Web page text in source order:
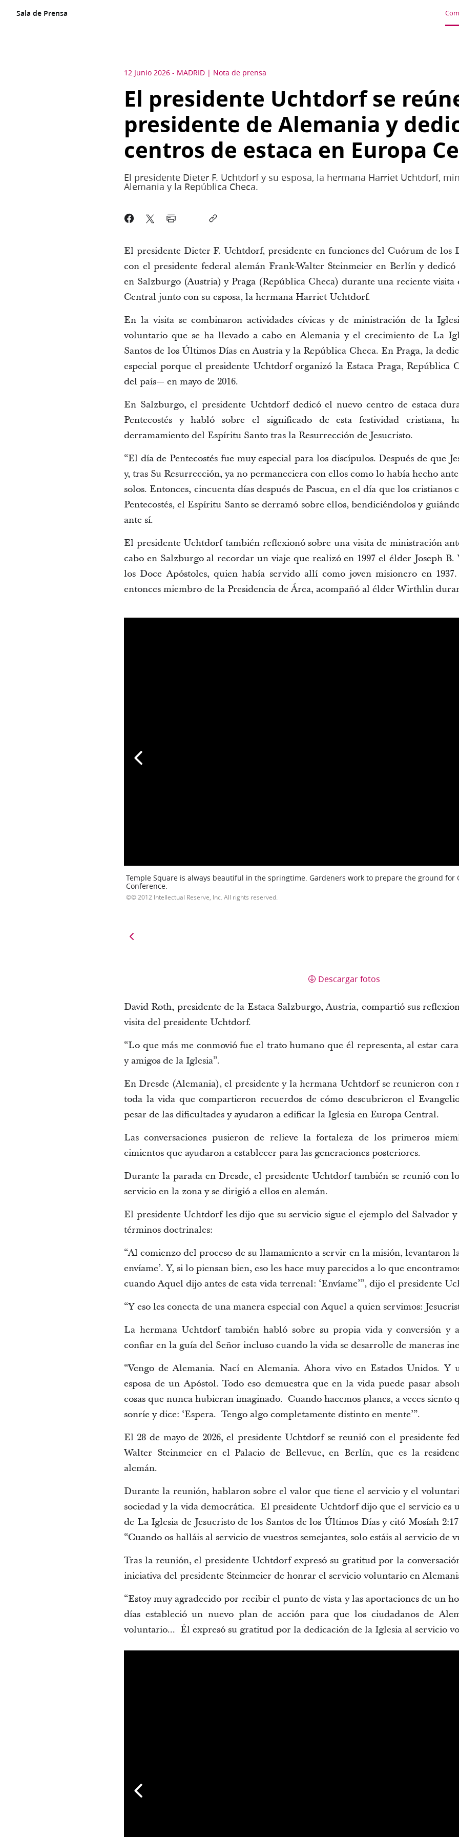
Sala de Prensa
12 Junio 2026 - MADRID Nota de prensa
El presidente Uchtdorf se
presidente de Alemania y
centros de estaca en Europa
El presidente Dieter F. Uchtdorf y su esposa, la hermana Harriet Uchtdorf,
Alemania y la República Checa.
El presidente Dieter F. Uchtdorf, presidente en funciones del Cuórum de los
con el presidente federal alemán Frank-Walter Steinmeier en Berlín y dedicó
en Salzburgo (Austria) y Praga (República Checa) durante una reciente
Central junto con su esposa, la hermana Harriet Uchtdorf.
En la visita se combinaron actividades cívicas y de ministración de la
voluntario que se ha llevado a cabo en Alemania y el crecimiento de La
Santos de los Últimos Días en Austria y la República Checa. En Praga, la
especial porque el presidente Uchtdorf organizó la Estaca Praga, República
del país— en mayo de 2016.
En Salzburgo, el presidente Uchtdorf dedicó el nuevo centro de estaca
Pentecostés y habló sobre el significado de esta festividad cristiana,
derramamiento del Espíritu Santo tras la Resurrección de Jesucristo.
“El día de Pentecostés fue muy especial para los discípulos. Después de que
y, tras Su Resurrección, ya no permaneciera con ellos como lo había hecho
solos. Entonces, cincuenta días después de Pascua, en el día que los cristianos
Pentecostés, el Espíritu Santo se derramó sobre ellos, bendiciéndolos y
ante sí.
El presidente Uchtdorf también reflexionó sobre una visita de ministración
cabo en Salzburgo al recordar un viaje que realizó en 1997 el élder Joseph
los Doce Apóstoles, quien había servido allí como joven misionero en
entonces miembro de la Presidencia de Área, acompañó al élder Wirthlin
Temple Square is always beautiful in the springtime. Gardeners work to prepare the ground for
Conference.
© 2012 Intellectual Reserve, Inc. All rights reserved.
Descargar fotos
David Roth, presidente de la Estaca Salzburgo, Austria, compartió sus
visita del presidente Uchtdorf.
“Lo que más me conmovió fue el trato humano que él representa, al estar
y amigos de la Iglesia”.
En Dresde (Alemania), el presidente y la hermana Uchtdorf se reunieron con
toda la vida que compartieron recuerdos de cómo descubrieron el
pesar de las dificultades y ayudaron a edificar la Iglesia en Europa Central.
Las conversaciones pusieron de relieve la fortaleza de los primeros
cimientos que ayudaron a establecer para las generaciones posteriores.
Durante la parada en Dresde, el presidente Uchtdorf también se reunió con
servicio en la zona y se dirigió a ellos en alemán.
El presidente Uchtdorf les dijo que su servicio sigue el ejemplo del Salvador
términos doctrinales:
“Al comienzo del proceso de su llamamiento a servir en la misión, levantaron
envíame’. Y, si lo piensan bien, eso les hace muy parecidos a lo que
cuando Aquel dijo antes de esta vida terrenal: ‘Envíame’”, dijo el presidente
“Y eso les conecta de una manera especial con Aquel a quien servimos:
La hermana Uchtdorf también habló sobre su propia vida y conversión y
confiar en la guía del Señor incluso cuando la vida se desarrolle de maneras
“Vengo de Alemania. Nací en Alemania. Ahora vivo en Estados Unidos.
esposa de un Apóstol. Todo eso demuestra que en la vida puede pasar
cosas que nunca hubieran imaginado. Cuando hacemos planes, a veces siento
sonríe y dice: ‘Espera. Tengo algo completamente distinto en mente’”.
El 28 de mayo de 2026, el presidente Uchtdorf se reunió con el presidente
Walter Steinmeier en el Palacio de Bellevue, en Berlín, que es la
alemán.
Durante la reunión, hablaron sobre el valor que tiene el servicio y el
sociedad y la vida democrática. El presidente Uchtdorf dijo que el servicio es
de La Iglesia de Jesucristo de los Santos de los Últimos Días y citó Mosíah
“Cuando os halláis al servicio de vuestros semejantes, solo estáis al servicio de
Tras la reunión, el presidente Uchtdorf expresó su gratitud por la
iniciativa del presidente Steinmeier de honrar el servicio voluntario en
“Estoy muy agradecido por recibir el punto de vista y las aportaciones de un
días estableció un nuevo plan de acción para que los ciudadanos de
voluntario... Él expresó su gratitud por la dedicación de la Iglesia al servicio